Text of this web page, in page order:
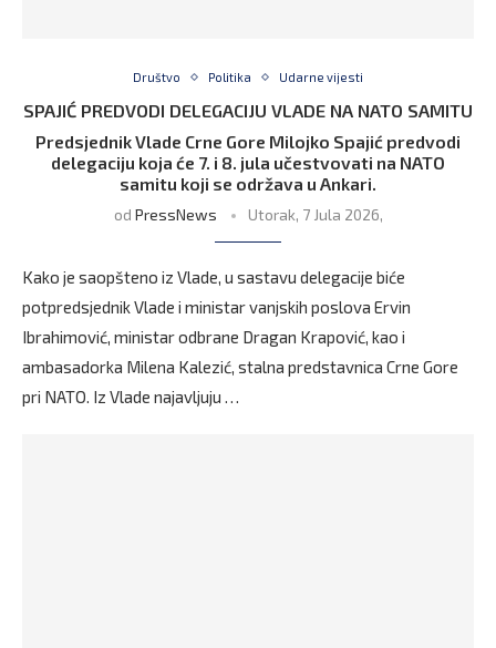
Društvo Politika Udarne vijesti
SPAJIĆ PREDVODI DELEGACIJU VLADE NA NATO SAMITU
Predsjednik Vlade Crne Gore Milojko Spajić predvodi
delegaciju koja će 7. i 8. jula učestvovati na NATO
samitu koji se održava u Ankari.
od PressNews Utorak, 7 Jula 2026,
Kako je saopšteno iz Vlade, u sastavu delegacije biće
potpredsjednik Vlade i ministar vanjskih poslova Ervin
Ibrahimović, ministar odbrane Dragan Krapović, kao i
ambasadorka Milena Kalezić, stalna predstavnica Crne Gore
pri NATO. Iz Vlade najavljuju …